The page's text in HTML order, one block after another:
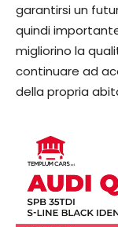
garantirsi un
quindi
migliorino la
continuare ad
della propria